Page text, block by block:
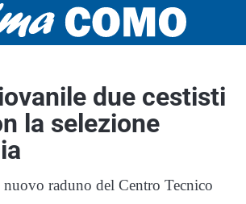
due cestisti
la selezione
raduno del Centro Tecnico